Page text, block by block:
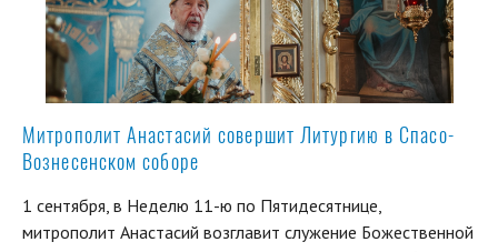
Митрополит Анастасий совершит Литургию в Спасо-
Вознесенском соборе
1 сентября, в Неделю 11-ю по Пятидесятнице,
митрополит Анастасий возглавит служение Божественной